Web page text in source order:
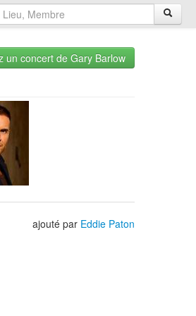
un concert de Gary Barlow
ajouté par Eddie Paton